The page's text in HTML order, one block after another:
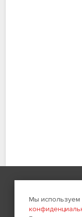
Навигация
Мы используем